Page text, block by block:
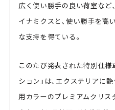
広く使い勝手の良い荷室など
イナミクスと、使い勝手を高
な支持を得ている。
このたび発表された特別仕様
ション」は、エクステリアに
用カラーのプレミアムクリス